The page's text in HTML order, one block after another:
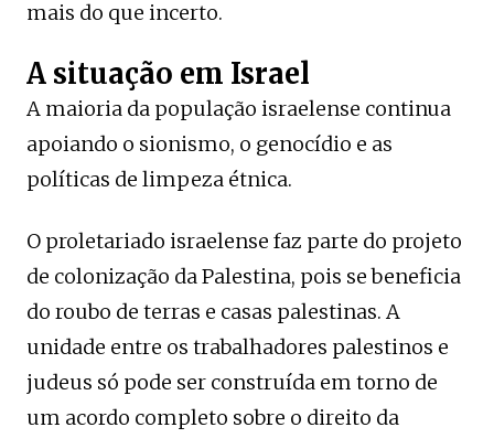
mais do que incerto.
A situação em Israel
A maioria da população israelense continua
apoiando o sionismo, o genocídio e as
políticas de limpeza étnica.
O proletariado israelense faz parte do projeto
de colonização da Palestina, pois se beneficia
do roubo de terras e casas palestinas. A
unidade entre os trabalhadores palestinos e
judeus só pode ser construída em torno de
um acordo completo sobre o direito da